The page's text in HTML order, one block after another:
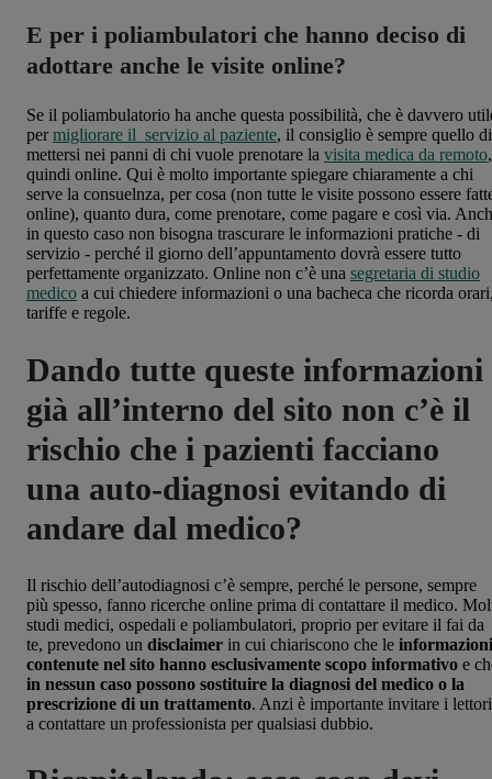
E per i poliambulatori che hanno deciso di
adottare anche le visite online?
Se il poliambulatorio ha anche questa possibilità, che è davvero
permigliorare il servizio al paziente, il consiglio è sempre quello di
mettersi nei panni di chi vuole prenotare la visita medica da remoto,
quindi online. Qui è molto importante spiegare chiaramente a chi
serve la consuelnza, per cosa (non tutte le visite possono essere
online), quanto dura, come prenotare, come pagare e così via.
in questo caso non bisogna trascurare le informazioni pratiche - di
servizio - perché il giorno dell’appuntamento dovrà essere tutto
perfettamente organizzato. Online non c’è una segretaria di studio
medico a cui chiedere informazioni o una bacheca che ricorda
tariffe e regole.
Dando tutte queste informazioni
già all’interno del sito non c’è il
rischio che i pazienti facciano
una auto-diagnosi evitando di
andare dal medico?
Il rischio dell’autodiagnosi c’è sempre, perché le persone, sempre
più spesso, fanno ricerche online prima di contattare il medico.
studi medici, ospedali e poliambulatori, proprio per evitare il fai da
te, prevedono un disclaimer in cui chiariscono che le informazioni
contenute nel sito hanno esclusivamente scopo informativo e
in nessun caso possono sostituire la diagnosi del medico o la
prescrizione di un trattamento. Anzi è importante invitare i lettori
a contattare un professionista per qualsiasi dubbio.